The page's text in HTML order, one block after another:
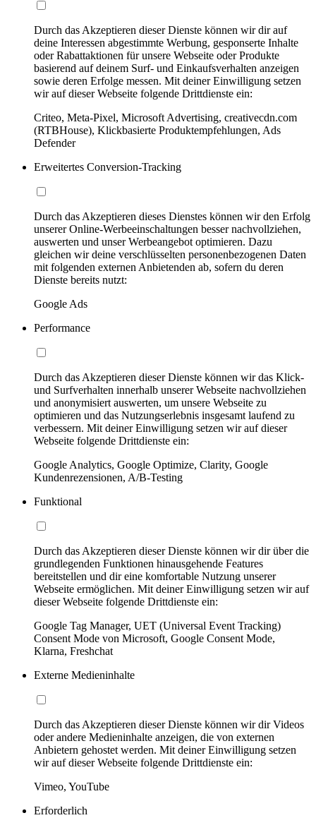
Durch das Akzeptieren dieser Dienste können wir dir auf
deine Interessen abgestimmte Werbung, gesponserte Inhalte
oder Rabattaktionen für unsere Webseite oder Produkte
basierend auf deinem Surf- und Einkaufsverhalten anzeigen
sowie deren Erfolge messen. Mit deiner Einwilligung setzen
wir auf dieser Webseite folgende Drittdienste ein:
Criteo, Meta-Pixel, Microsoft Advertising, creativecdn.com
(RTBHouse), Klickbasierte Produktempfehlungen, Ads
Defender
Erweitertes Conversion-Tracking
Durch das Akzeptieren dieses Dienstes können wir den Erfolg
unserer Online-Werbeeinschaltungen besser nachvollziehen,
auswerten und unser Werbeangebot optimieren. Dazu
gleichen wir deine verschlüsselten personenbezogenen Daten
mit folgenden externen Anbietenden ab, sofern du deren
Dienste bereits nutzt:
Google Ads
Performance
Durch das Akzeptieren dieser Dienste können wir das Klick-
und Surfverhalten innerhalb unserer Webseite nachvollziehen
und anonymisiert auswerten, um unsere Webseite zu
optimieren und das Nutzungserlebnis insgesamt laufend zu
verbessern. Mit deiner Einwilligung setzen wir auf dieser
Webseite folgende Drittdienste ein:
Google Analytics, Google Optimize, Clarity, Google
Kundenrezensionen, A/B-Testing
Funktional
Durch das Akzeptieren dieser Dienste können wir dir über die
grundlegenden Funktionen hinausgehende Features
bereitstellen und dir eine komfortable Nutzung unserer
Webseite ermöglichen. Mit deiner Einwilligung setzen wir auf
dieser Webseite folgende Drittdienste ein:
Google Tag Manager, UET (Universal Event Tracking)
Consent Mode von Microsoft, Google Consent Mode,
Klarna, Freshchat
Externe Medieninhalte
Durch das Akzeptieren dieser Dienste können wir dir Videos
oder andere Medieninhalte anzeigen, die von externen
Anbietern gehostet werden. Mit deiner Einwilligung setzen
wir auf dieser Webseite folgende Drittdienste ein:
Vimeo, YouTube
Erforderlich